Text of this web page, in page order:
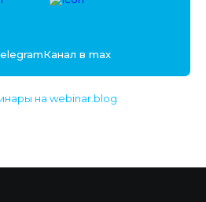
Канал в max
на webinar.blog